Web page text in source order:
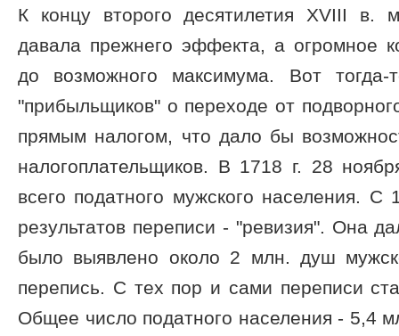
К концу второго десятилетия XVIII в.
давала прежнего эффекта, а огромное
до возможного максимума. Вот
"прибыльщиков" о переходе от
прямым налогом, что дало бы
налогоплательщиков. В 1718 г. 28
всего податного мужского населения. С
результатов переписи - "ревизия". Она
было выявлено около 2 млн. душ
перепись. С тех пор и сами переписи
Общее число податного населения - 5,4